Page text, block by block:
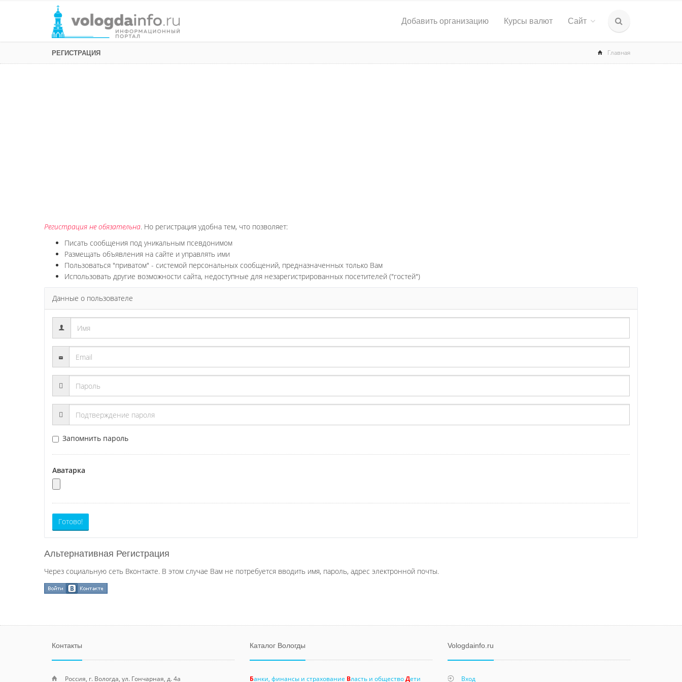
Добавить организацию Курсы валют Сайт
РЕГИСТРАЦИЯ Главная
Регистрация не обязательна. Но регистрация удобна тем, что позволяет:
Писать сообщения под уникальным псевдонимом
Размещать объявления на сайте и управлять ими
Пользоваться "приватом" - системой персональных сообщений, предназначенных только Вам
Использовать другие возможности сайта, недоступные для незарегистрированных посетителей ("гостей")
Данные о пользователе
Запомнить пароль
Аватарка
Готово!
Альтернативная Регистрация
Через социальную сеть Вконтакте. В этом случае Вам не потребуется вводить имя, пароль, адрес электронной почты.
Контакты
Россия, г. Вологда, ул. Гончарная, д. 4а
Каталог Вологды
Банки, финансы и страхование Власть и обществоДети
Vologdainfo.ru
Вход